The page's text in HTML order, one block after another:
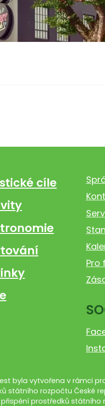
cíle
Pro
byla vytvořena v rámci
státního rozpočtu České
prostředků